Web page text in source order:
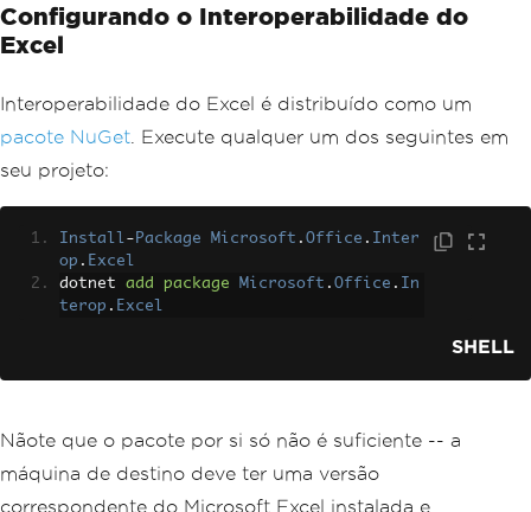
Configurando o Interoperabilidade do
Excel
Interoperabilidade do Excel é distribuído como um
pacote NuGet . Execute qualquer um dos seguintes em
seu projeto:
Install- Package Microsoft . Office . Inter
op . Excel
dotnet add package Microsoft . Office . In
terop . Excel
SHELL
Nãote que o pacote por si só não é suficiente -- a
máquina de destino deve ter uma versão
correspondente do Microsoft Excel instalada e